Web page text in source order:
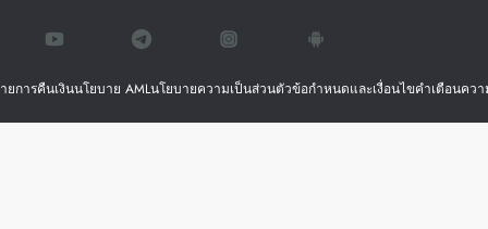
ยการคืนเงินนโยบาย AMLนโยบายความเป็นส่วนตัวข้อกำหนดและเงื่อนไขคำเตือนควา